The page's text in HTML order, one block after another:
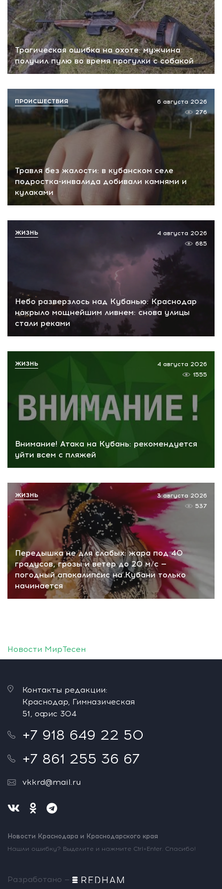
Трагическая ошибка на охоте: мужчина
получил пулю во время прогулки с собакой
Травля без жалости: в кубанском селе
подростка-инвалида добивали камнями и
кулаками
6 августа 2026
276
ПРОИСШЕСТВИЯ
Небо разверзлось над Кубанью: Краснодар
накрыло мощнейшим ливнем: снова улицы
стали реками
4 августа 2026
685
ЖИЗНЬ
Внимание! Атака на Кубань: рекомендуется
уйти всем с пляжей
4 августа 2026
1555
ЖИЗНЬ
Передышка не для слабых: жара под 40
градусов, грозы и ветер до 20 м/с —
погодный апокалипсис на Кубани только
начинается
3 августа 2026
537
ЖИЗНЬ
Новости МирТесен
Контакты редакции:
Краснодар, Гимназическая
51, офис 304
+7 918 649 22 50
+7 861 255 36 67
vkkrd@mail.ru
Новости Краснодара и Краснодарского края
Нашли ошибку? Выделите и нажмите Ctrl+Enter. Спасибо!
Разработано —